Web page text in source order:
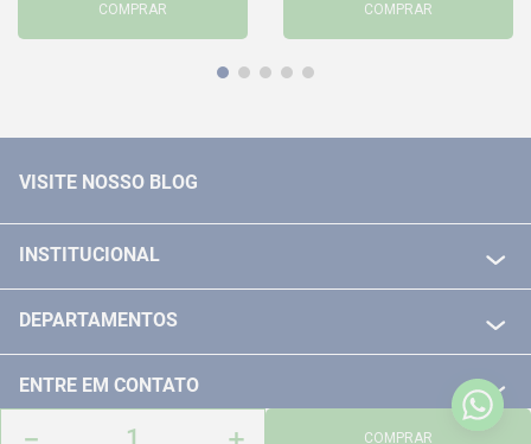
＋
－ COMPRAR
COMPRAR COMPRAR
VISITE NOSSO BLOG
INSTITUCIONAL
POLITICA DE TROCA E DEVOLUÇÃO
DEPARTAMENTOS
FERRAMENTAS MANUIAIS
ENTRE EM CONTATO
TELEVENDAS